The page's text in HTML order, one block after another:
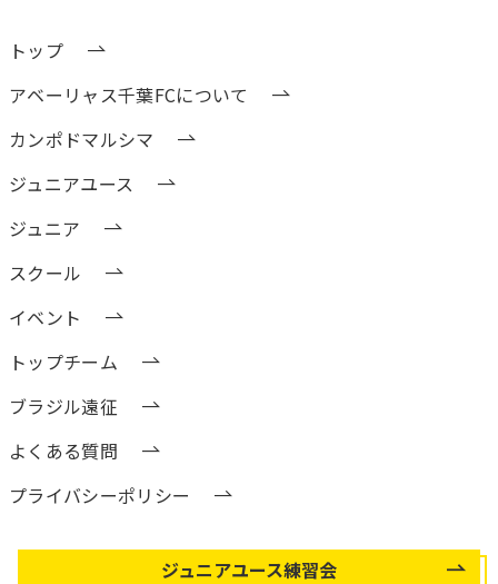
トップ
アベーリャス千葉FCについて
カンポドマルシマ
ジュニアユース
ジュニア
スクール
イベント
トップチーム
ブラジル遠征
よくある質問
プライバシーポリシー
ジュニアユース練習会